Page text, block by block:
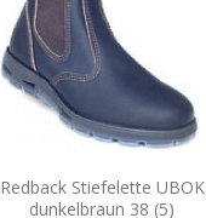
Redback Stiefelette UBOK
dunkelbraun 38 (5)